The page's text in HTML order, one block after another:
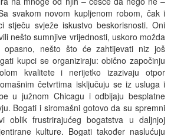
svakom novom kupljenom robom, čak i
stječu svježe iskustvo beskorisnosti. Oni
nešto sumnjive vrijednosti, uskoro možda
opasno, nešto što će zahtijevati niz još
kupci se organiziraju: obično započinju
kvalitete i nerijetko izazivaju otpor
četvrtima isključuju se iz usluga i
u južnom Chicagu i odbijaju besplatne
Bogati i siromašni gotovo da su spremni
oblik frustrirajućeg bogatstva u daljnjoj
kulture. Bogati također naslućuju